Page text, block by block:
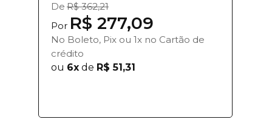
De R$ 362,21
Por R$ 277,09
No Boleto, Pix ou 1x no Cartão de
crédito
ou 6x de R$ 51,31